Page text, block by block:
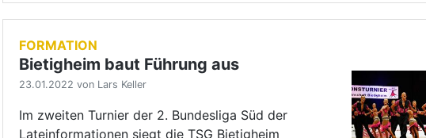
VERBAND
Auslandsstarts in Pandemiezeiten
22.01.2022 von Lars Keller
Beschluss in dringende Empfehlung gewandelt: Das Präsidium des
Tanzsportverbandes hat in seiner letzten Sitzung erneut über
Auslandsstartgenehmigungen in der Pandemiezeit beraten.